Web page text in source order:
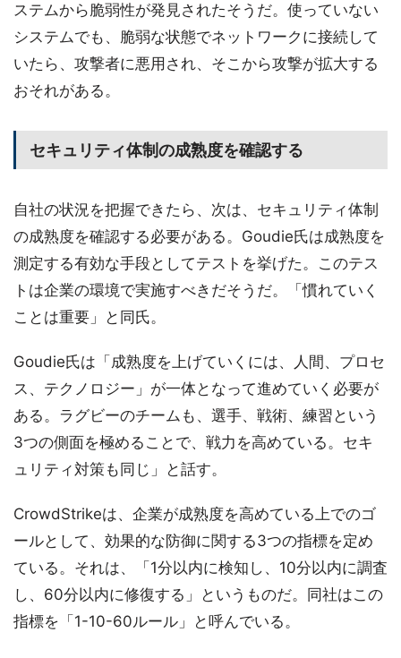
ステムから脆弱性が発見されたそうだ。使っていない
システムでも、脆弱な状態でネットワークに接続して
いたら、攻撃者に悪用され、そこから攻撃が拡大する
おそれがある。
セキュリティ体制の成熟度を確認する
自社の状況を把握できたら、次は、セキュリティ体制
の成熟度を確認する必要がある。Goudie氏は成熟度を
測定する有効な手段としてテストを挙げた。このテス
トは企業の環境で実施すべきだそうだ。「慣れていく
ことは重要」と同氏。
Goudie氏は「成熟度を上げていくには、人間、プロセ
ス、テクノロジー」が一体となって進めていく必要が
ある。ラグビーのチームも、選手、戦術、練習という
3つの側面を極めることで、戦力を高めている。セキ
ュリティ対策も同じ」と話す。
CrowdStrikeは、企業が成熟度を高めている上でのゴ
ールとして、効果的な防御に関する3つの指標を定め
ている。それは、「1分以内に検知し、10分以内に調査
し、60分以内に修復する」というものだ。同社はこの
指標を「1-10-60ルール」と呼んでいる。